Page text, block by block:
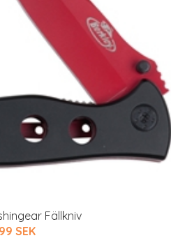
Fällkniv
SEK